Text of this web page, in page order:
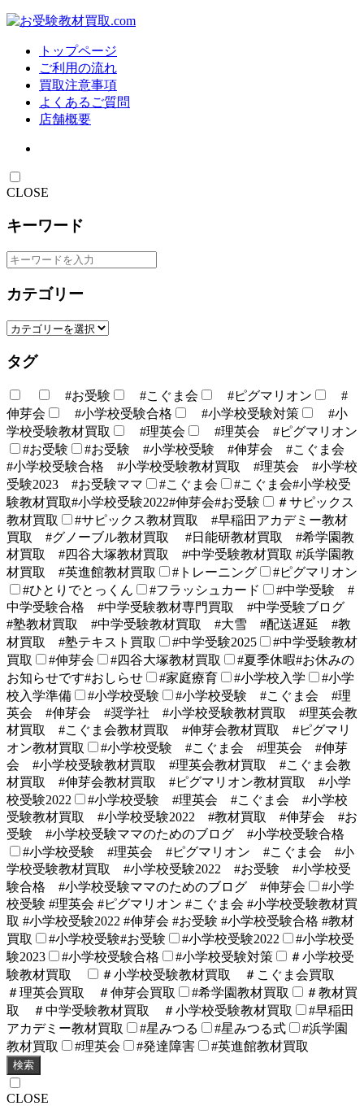
トップページ
ご利用の流れ
買取注意事項
よくあるご質問
店舗概要
CLOSE
キーワード
カテゴリー
タグ
#お受験 #こぐま会 #ピグマリオン
#
伸芽会
#小学校受験合格 #小学校受験対策
#小
学校受験教材買取
#理英会
#理英会 #ピグマリオン
#お受験
#お受験 #小学校受験 #伸芽会 #こぐま会
#小学校受験合格 #小学校受験教材買取 #理英会 #小学校
受験2023 #お受験ママ
#こぐま会
#こぐま会#小学校受
験教材買取#小学校受験2022#伸芽会#お受験
＃サピックス
教材買取
#サピックス教材買取 #早稲田アカデミー教材
買取 #グノーブル教材買取 #日能研教材買取 #希学園教
材買取 #四谷大塚教材買取 #中学受験教材買取 #浜学園教
材買取 #英進館教材買取
#トレーニング
#ピグマリオン
#ひとりでとっくん
#フラッシュカード
#中学受験 #
中学受験合格 #中学受験教材専門買取 #中学受験ブログ
#塾教材買取 #中学受験教材買取 #大雪 #配送遅延 #教
材買取 #塾テキスト買取
#中学受験2025
#中学受験教材
買取
#伸芽会 #四谷大塚教材買取
#夏季休暇#お休みの
お知らせです#おしらせ
#家庭療育 #小学校入学
#小学
校入学準備
#小学校受験
#小学校受験 #こぐま会 #理
英会 #伸芽会 #奨学社 #小学校受験教材買取 #理英会教
材買取 #こぐま会教材買取 #伸芽会教材買取 #ピグマリ
オン教材買取
#小学校受験 #こぐま会 #理英会 #伸芽
会 #小学校受験教材買取 #理英会教材買取 #こぐま会教
材買取 #伸芽会教材買取 #ピグマリオン教材買取 #小学
校受験2022
#小学校受験 #理英会 #こぐま会 #小学校
受験教材買取 #小学校受験2022 #教材買取 #伸芽会 #お
受験 #小学校受験ママのためのブログ #小学校受験合格
#小学校受験 #理英会 #ピグマリオン #こぐま会 #小
学校受験教材買取 #小学校受験2022 #お受験 #小学校受
験合格 #小学校受験ママのためのブログ #伸芽会
#小学
校受験 #理英会 #ピグマリオン #こぐま会 #小学校受験教材買
取 #小学校受験2022 #伸芽会 #お受験 #小学校受験合格 #教材
買取
#小学校受験#お受験 #小学校受験2022
#小学校受
験2023
#小学校受験合格 #小学校受験対策
＃小学校受
験教材買取
＃小学校受験教材買取 ＃こぐま会買取
＃理英会買取 ＃伸芽会買取
#希学園教材買取
＃教材買
取 ＃中学受験教材買取 ＃小学校受験教材買取
#早稲田
アカデミー教材買取
#星みつる #星みつる式
#浜学園
教材買取
#理英会 #発達障害 #英進館教材買取
検索
CLOSE